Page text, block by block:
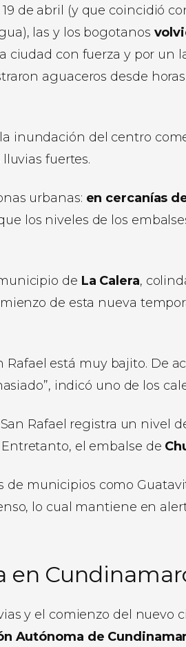
de abril (y que coincidió
las y los bogotanos
ciudad con fuerza y por un
aguaceros desde
inundación del centro
fuertes.
urbanas: en cercanías
los niveles de los
de La Calera,
de esta nueva
Rafael está muy bajito. De
indicó uno de los
Rafael registra un nivel
el embalse de
de municipios como
lo cual mantiene en
en
y el comienzo del nuevo
Autónoma de